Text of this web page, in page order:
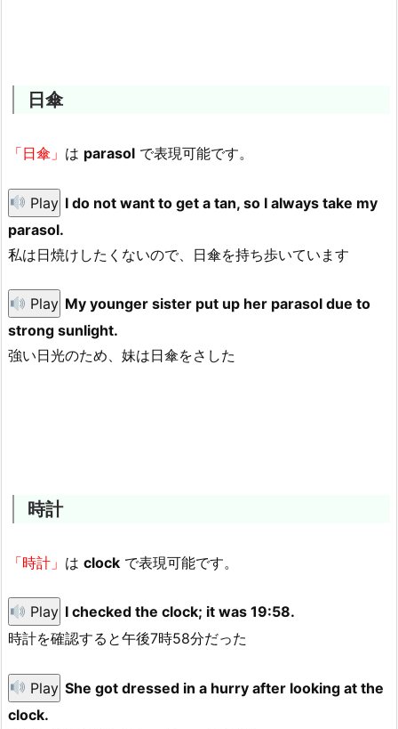
日傘
「日傘」 は parasol で表現可能です。
Play I do not want to get a tan, so I always take my
parasol.
私は日焼けしたくないので、日傘を持ち歩いています
Play My younger sister put up her parasol due to
strong sunlight.
強い日光のため、妹は日傘をさした
時計
「時計」 は clock で表現可能です。
Play I checked the clock; it was 19:58.
時計を確認すると午後7時58分だった
Play She got dressed in a hurry after looking at the
clock.